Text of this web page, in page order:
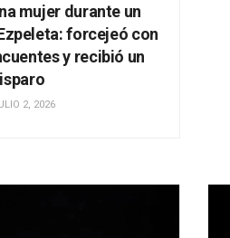
mujer durante un
forcejeó con
y recibió un
2, 2026